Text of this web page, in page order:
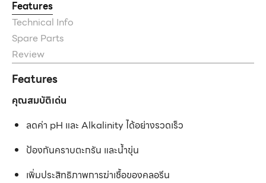
Features
Technical Info
Spare Parts
Review
Features
คุณสมบัติเด่น
ลดค่า pH และ Alkalinity ได้อย่างรวดเร็ว
ป้องกันคราบตะกรัน และน้ำขุ่น
เพิ่มประสิทธิภาพการฆ่าเชื้อของคลอรีน